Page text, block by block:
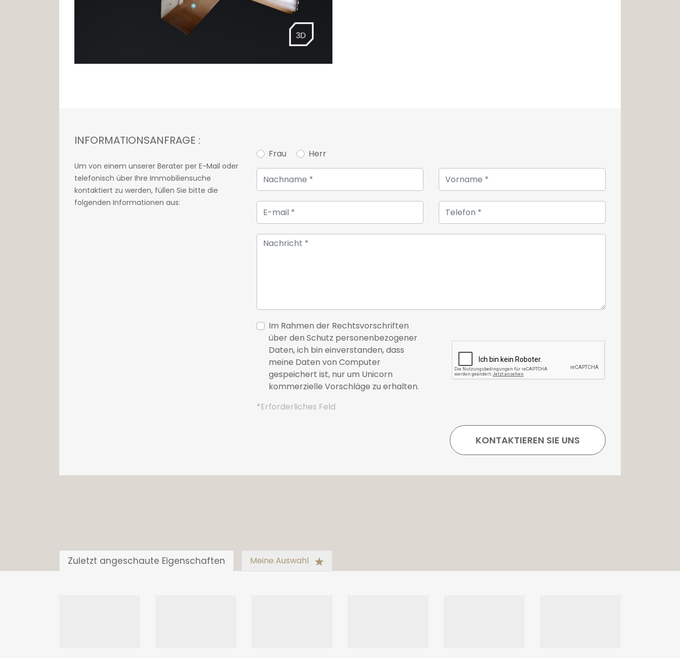
INFORMATIONSANFRAGE :
Um von einem unserer Berater per E-Mail oder
telefonisch über Ihre Immobiliensuche
kontaktiert zu werden, füllen Sie bitte die
folgenden Informationen aus:
Frau Herr
Im Rahmen der Rechtsvorschriften
über den Schutz personenbezogener
Daten, ich bin einverstanden, dass
meine Daten von Computer
gespeichert ist, nur um Unicorn
kommerzielle Vorschläge zu erhalten.
*Erforderliches Feld
Zuletzt angeschaute Eigenschaften Meine Auswahl